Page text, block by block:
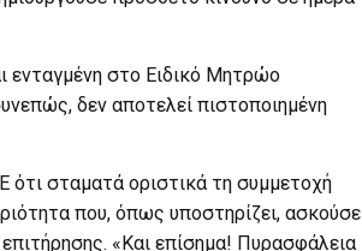
ενταγμένη στο Ειδικό Μητρώο
δεν αποτελεί πιστοποιημένη
σταματά οριστικά τη συμμετοχή
που, όπως υποστηρίζει, ασκούσε
«Και επίσημα! Πυρασφάλεια